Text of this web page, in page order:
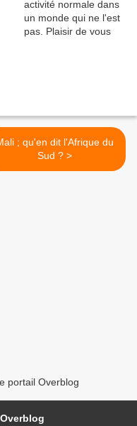
; qu'en dit l'Afrique du
Sud ? >
portail Overblog